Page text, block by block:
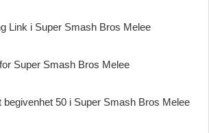
Link i Super Smash Bros Melee
Super Smash Bros Melee
begivenhet 50 i Super Smash Bros Melee